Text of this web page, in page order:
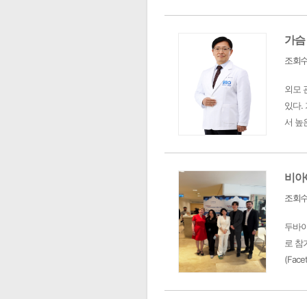
가슴
조회
외모
있다.
서 높
비
조회
두바
로 참